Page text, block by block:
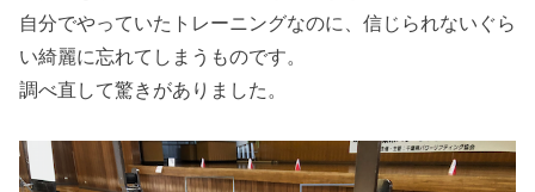
自分でやっていたトレーニングなのに、信じられないぐら
い綺麗に忘れてしまうものです。
調べ直して驚きがありました。